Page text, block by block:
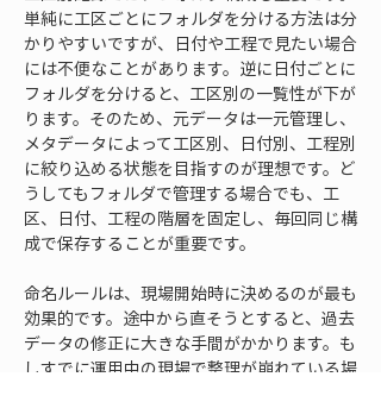
単純に工区ごとにフォルダを分ける方法は分
かりやすいですが、日付や工程で見たい場合
には不便なことがあります。逆に日付ごとに
フォルダを分けると、工区別の一覧性が下が
ります。そのため、元データは一元管理し、
メタデータによって工区別、日付別、工程別
に絞り込める状態を目指すのが理想です。ど
うしてもフォルダで管理する場合でも、工
区、日付、工程の階層を固定し、毎回同じ構
成で保存することが重要です。
命名ルールは、現場開始時に決めるのが最も
効果的です。途中から直そうとすると、過去
データの修正に大きな手間がかかります。も
しすでに運用中の現場で整理が崩れている場